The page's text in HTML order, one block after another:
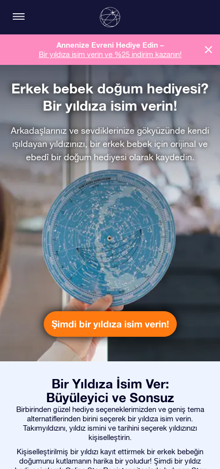
Annenize Evreni Hediye Edin –
Bir yıldıza isim verin ve %25 indirim kazanın!
Erkek bebek doğum hediyesi?
Bir yıldıza isim verin!
Arkadaşlarınız ve sevdiklerinize gökyüzünde kendi
ışıldayan yıldızınızı, bir erkek bebek için orijinal ve
ebedî bir doğum hediyesi olarak kaydedin.
Şimdi bir yıldıza isim verin!
Bir Yıldıza İsim Ver:
Büyüleyici ve Sonsuz
Birbirinden güzel hediye seçeneklerimizden ve geniş tema
alternatiflerinden birini seçerek bir yıldıza isim verin.
Takımyıldızını, yıldız ismini ve tarihini seçerek yıldızınızı
kişiselleştirin.
Kişiselleştirilmiş bir yıldızı kayıt ettirmek bir erkek bebeğin
doğumunu kutlamanın harika bir yoludur! Şimdi bir yıldız